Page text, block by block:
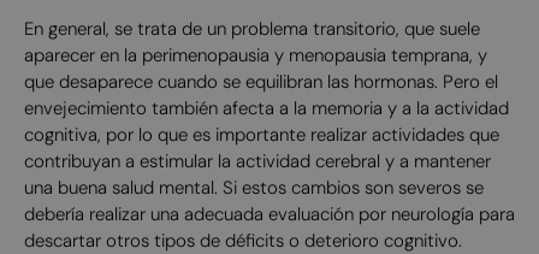
En general, se trata de un problema transitorio, que suele
aparecer en la perimenopausia y menopausia temprana, y
que desaparece cuando se equilibran las hormonas. Pero el
envejecimiento también afecta a la memoria y a la actividad
cognitiva, por lo que es importante realizar actividades que
contribuyan a estimular la actividad cerebral y a mantener
una buena salud mental. Si estos cambios son severos se
debería realizar una adecuada evaluación por neurología para
descartar otros tipos de déficits o deterioro cognitivo.